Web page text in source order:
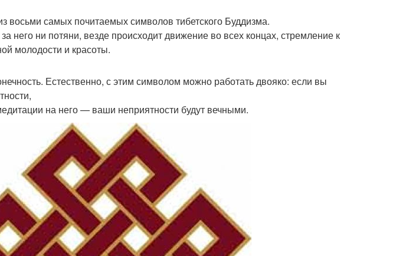
восьми самых почитаемых символов тибетского Буддизма.
него ни потяни, везде происходит движение во всех концах, стремление к
молодости и красоты.
Естественно, с этим символом можно работать двояко: если вы
на него — ваши неприятности будут вечными.